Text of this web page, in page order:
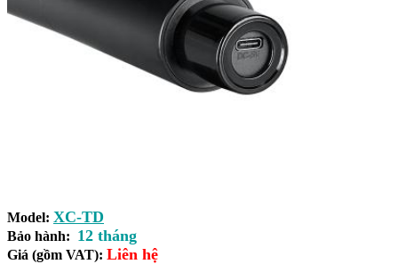
Model: XC-TD
Bảo hành: 12 tháng
Giá (gồm VAT): Liên hệ